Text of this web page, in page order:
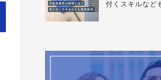
付くスキルなど